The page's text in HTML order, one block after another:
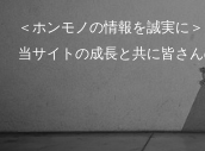
＜ホンモノの情報を誠実に＞
当サイトの成長と共に皆さ